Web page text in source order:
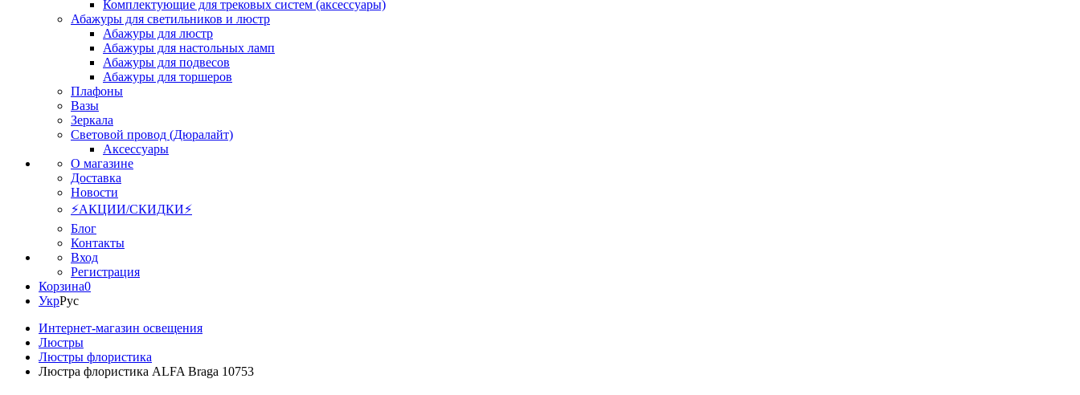
Комплектующие для трековых систем (аксессуары)
Абажуры для светильников и люстр
Абажуры для люстр
Абажуры для настольных ламп
Абажуры для подвесов
Абажуры для торшеров
Плафоны
Вазы
Зеркала
Световой провод (Дюралайт)
Аксессуары
О магазине
Доставка
Новости
⚡АКЦИИ/СКИДКИ⚡
Блог
Контакты
Вход
Регистрация
Корзина0
УкрРус
Интернет-магазин освещения
Люстры
Люстры флористика
Люстра флористика ALFA Braga 10753